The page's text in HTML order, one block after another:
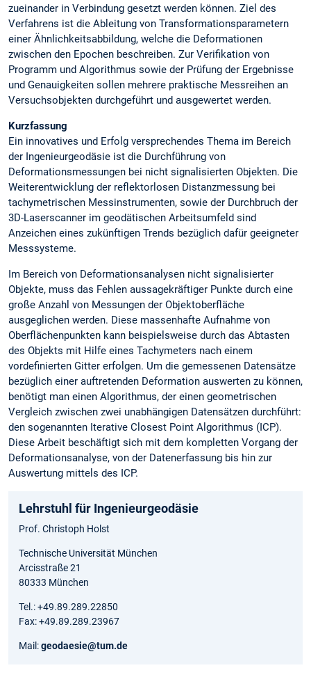
zueinander in Verbindung gesetzt werden können. Ziel des
Verfahrens ist die Ableitung von Transformationsparametern
einer Ähnlichkeitsabbildung, welche die Deformationen
zwischen den Epochen beschreiben. Zur Verifikation von
Programm und Algorithmus sowie der Prüfung der Ergebnisse
und Genauigkeiten sollen mehrere praktische Messreihen an
Versuchsobjekten durchgeführt und ausgewertet werden.
Kurzfassung
Ein innovatives und Erfolg versprechendes Thema im Bereich
der Ingenieurgeodäsie ist die Durchführung von
Deformationsmessungen bei nicht signalisierten Objekten. Die
Weiterentwicklung der reflektorlosen Distanzmessung bei
tachymetrischen Messinstrumenten, sowie der Durchbruch der
3D-Laserscanner im geodätischen Arbeitsumfeld sind
Anzeichen eines zukünftigen Trends bezüglich dafür geeigneter
Messsysteme.
Im Bereich von Deformationsanalysen nicht signalisierter
Objekte, muss das Fehlen aussagekräftiger Punkte durch eine
große Anzahl von Messungen der Objektoberfläche
ausgeglichen werden. Diese massenhafte Aufnahme von
Oberflächenpunkten kann beispielsweise durch das Abtasten
des Objekts mit Hilfe eines Tachymeters nach einem
vordefinierten Gitter erfolgen. Um die gemessenen Datensätze
bezüglich einer auftretenden Deformation auswerten zu können,
benötigt man einen Algorithmus, der einen geometrischen
Vergleich zwischen zwei unabhängigen Datensätzen durchführt:
den sogenannten Iterative Closest Point Algorithmus (ICP).
Diese Arbeit beschäftigt sich mit dem kompletten Vorgang der
Deformationsanalyse, von der Datenerfassung bis hin zur
Auswertung mittels des ICP.
Lehrstuhl für Ingenieurgeodäsie
Prof. Christoph Holst
Technische Universität München
Arcisstraße 21
80333 München
Tel.: +49.89.289.22850
Fax: +49.89.289.23967
Mail:geodaesie@tum.de